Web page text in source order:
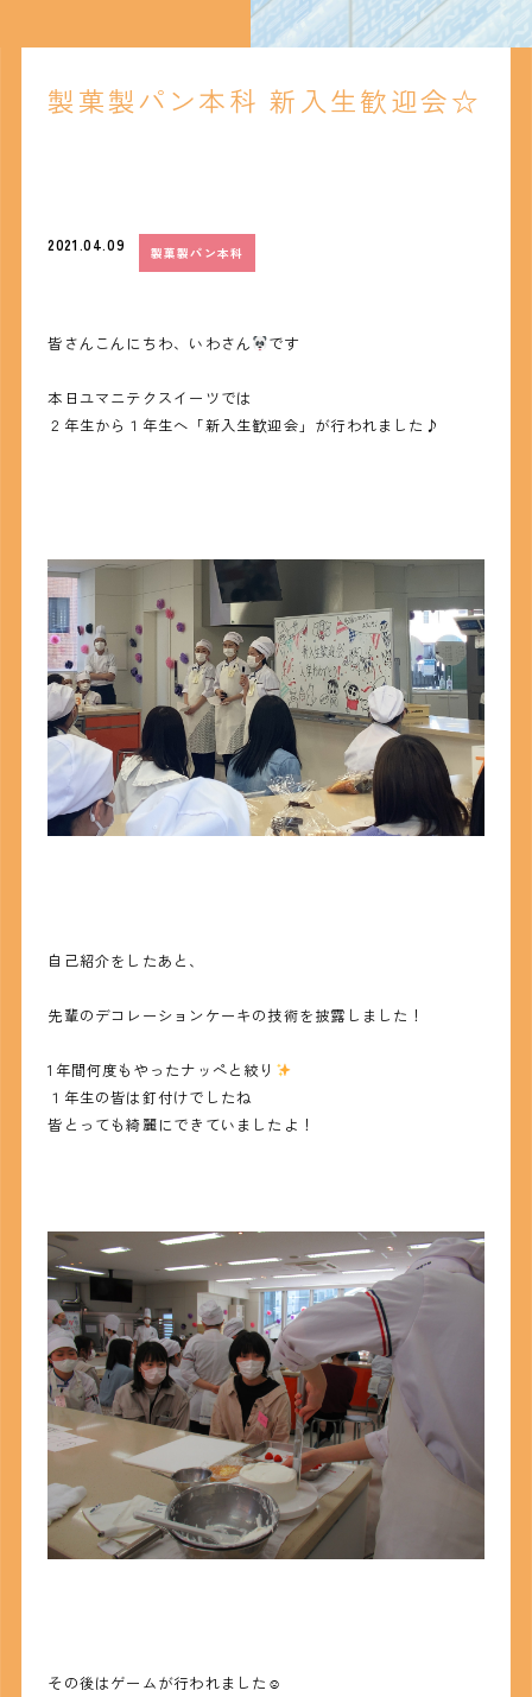
製菓製パン本科 新入生歓迎会☆
2021.04.09 製菓製パン本科
皆さんこんにちわ、いわさん です
本日ユマニテクスイーツでは
２年生から１年生へ「新入生歓迎会」が行われました♪
自己紹介をしたあと、
先輩のデコレーションケーキの技術を披露しました！
1年間何度もやったナッペと絞り
１年生の皆は釘付けでしたね
皆とっても綺麗にできていましたよ！
その後はゲームが行われました☺